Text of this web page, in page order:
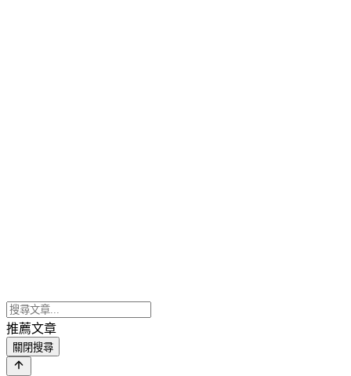
推薦文章
關閉搜尋